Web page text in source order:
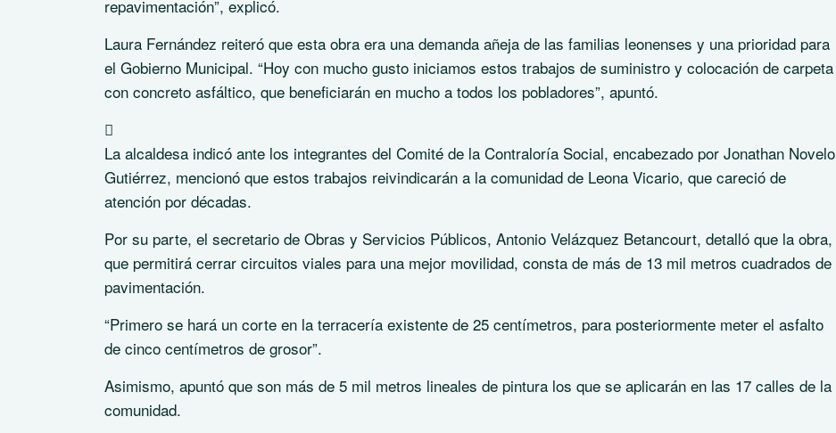
repavimentación”, explicó.
Laura Fernández reiteró que esta obra era una demanda añeja de las familias leonenses y una prioridad para
el Gobierno Municipal. “Hoy con mucho gusto iniciamos estos trabajos de suministro y colocación de carpeta
con concreto asfáltico, que beneficiarán en mucho a todos los pobladores”, apuntó.
La alcaldesa indicó ante los integrantes del Comité de la Contraloría Social, encabezado por Jonathan Novelo
Gutiérrez, mencionó que estos trabajos reivindicarán a la comunidad de Leona Vicario, que careció de
atención por décadas.
Por su parte, el secretario de Obras y Servicios Públicos, Antonio Velázquez Betancourt, detalló que la obra,
que permitirá cerrar circuitos viales para una mejor movilidad, consta de más de 13 mil metros cuadrados de
pavimentación.
“Primero se hará un corte en la terracería existente de 25 centímetros, para posteriormente meter el asfalto
de cinco centímetros de grosor”.
Asimismo, apuntó que son más de 5 mil metros lineales de pintura los que se aplicarán en las 17 calles de la
comunidad.